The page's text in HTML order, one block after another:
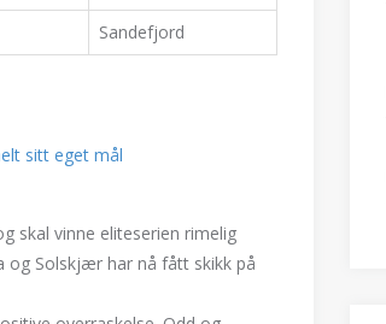
Sandefjord
sitt eget mål
skal vinne eliteserien rimelig
Solskjær har nå fått skikk på